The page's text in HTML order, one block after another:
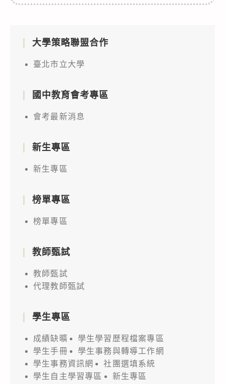
大學策略聯盟合作
臺北市立大學
國中教育會考專區
會考最新消息
新生專區
新生專區
榜單專區
榜單專區
教師甄試
教師甄試
代理教師甄試
學生專區
成績缺曠
學生學習歷程檔案專區
學生手冊
學生事務與轉導工作網
學生事務資訊網
社團選填系統
學生自主學習專區
新生專區